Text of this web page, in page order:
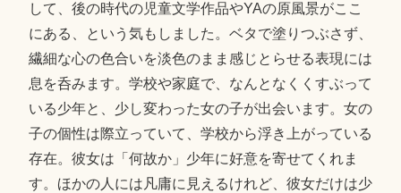
して、後の時代の児童文学作品やYAの原風景がここ
にある、という気もしました。ベタで塗りつぶさず、
繊細な心の色合いを淡色のまま感じとらせる表現には
息を呑みます。学校や家庭で、なんとなくくすぶって
いる少年と、少し変わった女の子が出会います。女の
子の個性は際立っていて、学校から浮き上がっている
存在。彼女は「何故か」少年に好意を寄せてくれま
す。ほかの人には凡庸に見えるけれど、彼女だけは少